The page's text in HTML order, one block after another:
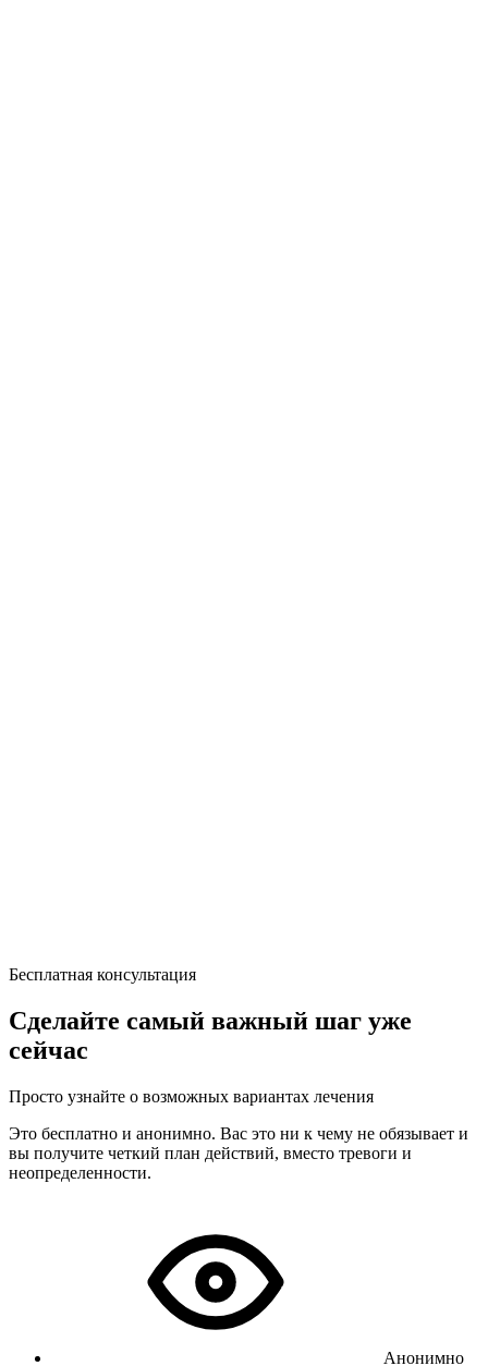
Бесплатная консультация
Сделайте самый важный шаг уже
сейчас
Просто узнайте о возможных вариантах лечения
Это бесплатно и анонимно. Вас это ни к чему не обязывает и
вы получите четкий план действий, вместо тревоги и
неопределенности.
Анонимно